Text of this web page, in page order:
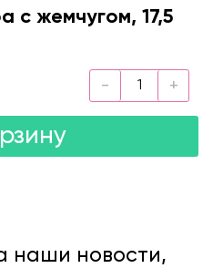
с жемчугом, 17,5
наши новости,